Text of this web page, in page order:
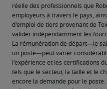
réelle des professionnels que
employeurs à travers le pays,
d'emploi de tiers provenant de
valider indépendamment les
La rémunération de départ—le
un poste—peut varier
l'expérience et les certifications
tels que le secteur, la taille et le
encore la demande pour le